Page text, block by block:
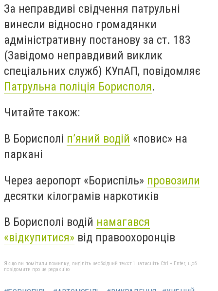
За неправдиві свідчення патрульні
винесли відносно громадянки
адміністративну постанову за ст. 183
(Завідомо неправдивий виклик
спеціальних служб) КУпАП, повідомляє
Патрульна поліція Борисполя.
Читайте також:
В Борисполі п’яний водій «повис» на
паркані
Через аеропорт «Бориспіль» провозили
десятки кілограмів наркотиків
В Борисполі водій намагався
«відкупитися» від правоохоронців
Якщо ви помітили помилку, виділіть необхідний текст і натисніть Ctrl + Enter, щоб
повідомити про це редакцію